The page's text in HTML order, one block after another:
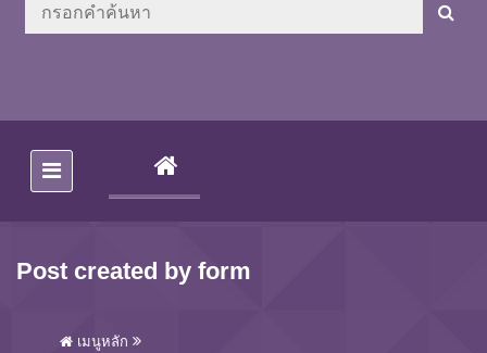
(CURRENT)
Post created by form
เมนูหลัก